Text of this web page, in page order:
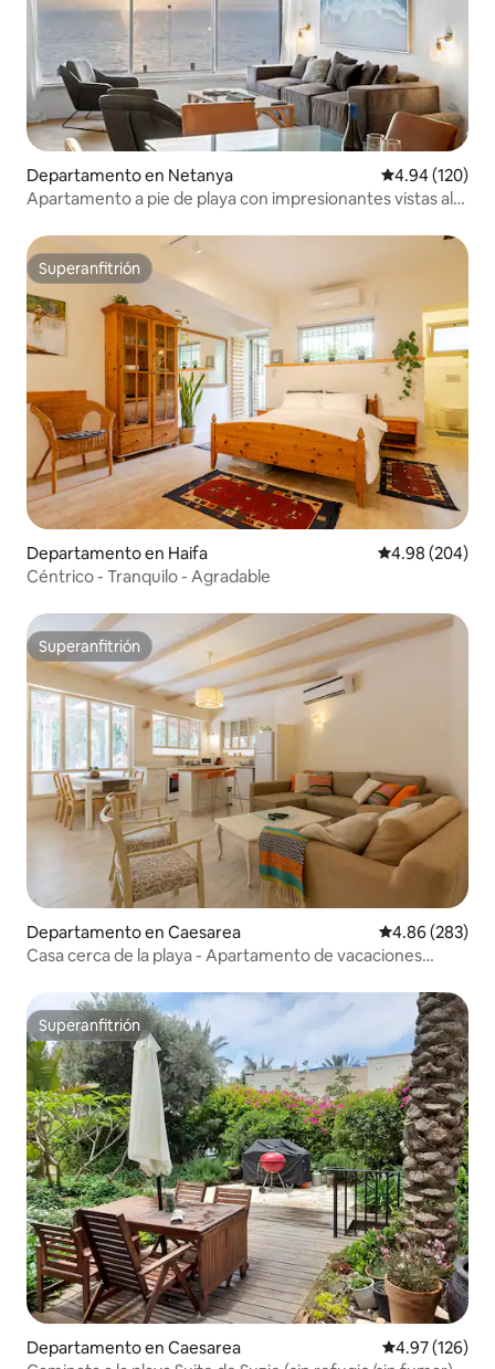
Departamento en Netanya Calificación
4.94 (120)
Apartamento a pie de playa con impresionantes vistas al
Superanfitrión
Superanfitrión
Departamento en Haifa Calificación
4.98 (204)
Céntrico - Tranquilo - Agradable
Superanfitrión
Superanfitrión
Departamento en Caesarea Calificación
4.86 (283)
Casa cerca de la playa - Apartamento de vacaciones
Superanfitrión
Superanfitrión
Departamento en Caesarea Calificación
4.97 (126)